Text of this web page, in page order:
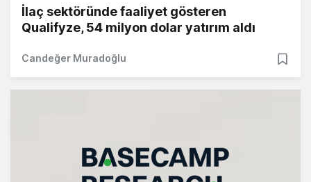
İlaç sektöründe faaliyet gösteren
Qualifyze, 54 milyon dolar yatırım aldı
Candeğer Muradoğlu